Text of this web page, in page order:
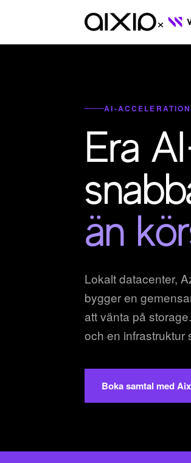
×
AI-
Era
än
Lokalt datacenter,
bygger en
att vänta på
och en infrastruktur
Boka samtal med